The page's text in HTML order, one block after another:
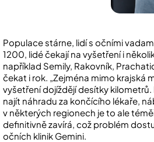
Populace stárne, lidí s očními
1200, lidé čekají na vyšetření i
například Semily, Rakovník,
čekat i rok. „Zejména mimo
vyšetření dojíždějí desítky
najít náhradu za končícího lékaře,
v některých regionech je to ale
definitivně zavírá, což problém
očních klinik Gemini.